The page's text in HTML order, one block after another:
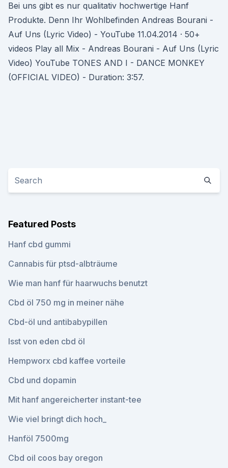
Bei uns gibt es nur qualitativ hochwertige Hanf
Produkte. Denn Ihr Wohlbefinden Andreas Bourani -
Auf Uns (Lyric Video) - YouTube 11.04.2014 · 50+
videos Play all Mix - Andreas Bourani - Auf Uns (Lyric
Video) YouTube TONES AND I - DANCE MONKEY
(OFFICIAL VIDEO) - Duration: 3:57.
Featured Posts
Hanf cbd gummi
Cannabis für ptsd-albträume
Wie man hanf für haarwuchs benutzt
Cbd öl 750 mg in meiner nähe
Cbd-öl und antibabypillen
Isst von eden cbd öl
Hempworx cbd kaffee vorteile
Cbd und dopamin
Mit hanf angereicherter instant-tee
Wie viel bringt dich hoch_
Hanföl 7500mg
Cbd oil coos bay oregon